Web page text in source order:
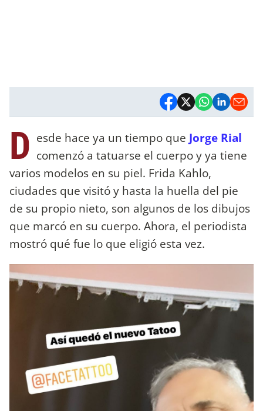
D esde hace ya un tiempo que Jorge Rial
comenzó a tatuarse el cuerpo y ya tiene
varios modelos en su piel. Frida Kahlo,
ciudades que visitó y hasta la huella del pie
de su propio nieto, son algunos de los dibujos
que marcó en su cuerpo. Ahora, el periodista
mostró qué fue lo que eligió esta vez.